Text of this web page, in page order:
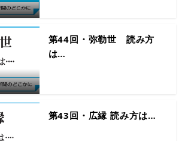
第44回・弥勒世 読み方
は…
第43回・広縁 読み方は…